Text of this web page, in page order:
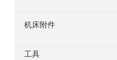
机床附件
工具